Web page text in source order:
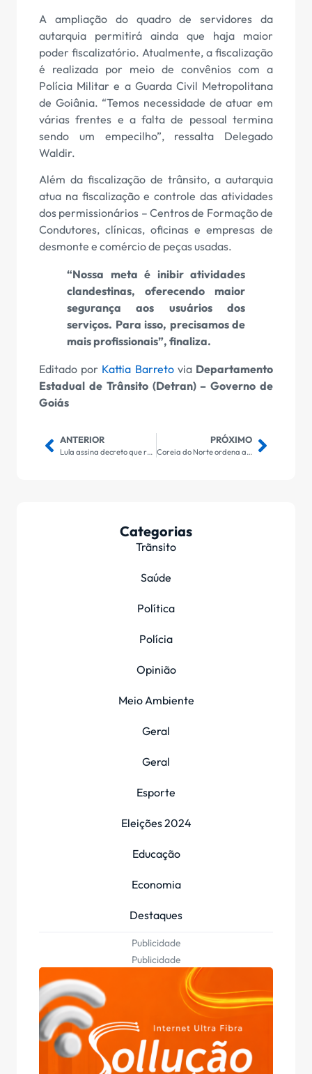
A ampliação do quadro de servidores da
autarquia permitirá ainda que haja maior
poder fiscalizatório. Atualmente, a fiscalização
é realizada por meio de convênios com a
Polícia Militar e a Guarda Civil Metropolitana
de Goiânia. “Temos necessidade de atuar em
várias frentes e a falta de pessoal termina
sendo um empecilho”, ressalta Delegado
Waldir.
Além da fiscalização de trânsito, a autarquia
atua na fiscalização e controle das atividades
dos permissionários – Centros de Formação de
Condutores, clínicas, oficinas e empresas de
desmonte e comércio de peças usadas.
“Nossa meta é inibir atividades
clandestinas, oferecendo maior
segurança aos usuários dos
serviços. Para isso, precisamos de
mais profissionais”, finaliza.
Editado por Kattia Barretovia Departamento
Estadual de Trânsito (Detran) – Governo de
Goiás
ANTERIOR
Lula assina decreto que reajusta salário mínimo para R$ 1.412
PRÓXIMO
Coreia do Norte ordena aceleração de preparativos de guerra
Categorias
Trãnsito
Saúde
Política
Polícia
Opinião
Meio Ambiente
Geral
Geral
Esporte
Eleições 2024
Educação
Economia
Destaques
Publicidade
Publicidade